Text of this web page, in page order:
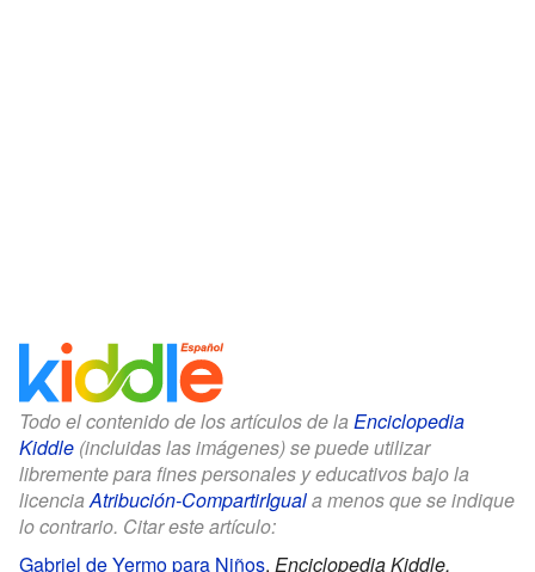
Todo el contenido de los artículos de la Enciclopedia
Kiddle (incluidas las imágenes) se puede utilizar
libremente para fines personales y educativos bajo la
licenciaAtribución-CompartirIguala menos que se indique
lo contrario. Citar este artículo:
Gabriel de Yermo para Niños. Enciclopedia Kiddle.